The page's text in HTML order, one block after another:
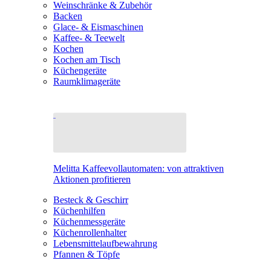
Weinschränke & Zubehör
Backen
Glace- & Eismaschinen
Kaffee- & Teewelt
Kochen
Kochen am Tisch
Küchengeräte
Raumklimageräte
Melitta Kaffeevollautomaten: von attraktiven
Aktionen profitieren
Besteck & Geschirr
Küchenhilfen
Küchenmessgeräte
Küchenrollenhalter
Lebensmittelaufbewahrung
Pfannen & Töpfe